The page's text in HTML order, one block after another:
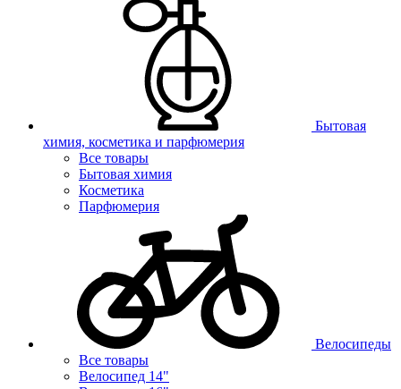
Бытовая
химия, косметика и парфюмерия
Все товары
Бытовая химия
Косметика
Парфюмерия
Велосипеды
Все товары
Велосипед 14"